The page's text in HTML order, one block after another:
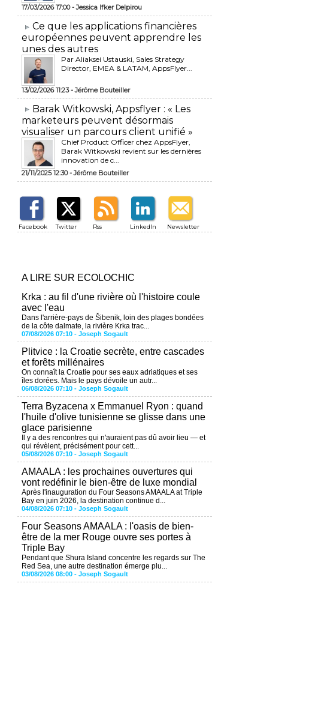
17/03/2026 17:00 -Jessica Ifker Delpirou
​Ce que les applications financières
européennes peuvent apprendre les
unes des autres
Par Aliaksei Ustauski, Sales Strategy
Director, EMEA & LATAM, AppsFlyer...
13/02/2026 11:23 -Jérôme Bouteiller
​Barak Witkowski, Appsflyer : « Les
marketeurs peuvent désormais
visualiser un parcours client unifié »
Chief Product Officer chez AppsFlyer, ​
Barak Witkowski revient sur les dernières
innovation de c...
21/11/2025 12:30 -Jérôme Bouteiller
Facebook Twitter Rss LinkedIn Newsletter
A LIRE SUR ECOLOCHIC
Krka : au fil d'une rivière où l'histoire coule
avec l'eau
Dans l'arrière-pays de Šibenik, loin des plages bondées
de la côte dalmate, la rivière Krka trac...
07/08/2026 07:10 - Joseph Sogault
Plitvice : la Croatie secrète, entre cascades
et forêts millénaires
On connaît la Croatie pour ses eaux adriatiques et ses
îles dorées. Mais le pays dévoile un autr...
06/08/2026 07:10 - Joseph Sogault
Terra Byzacena x Emmanuel Ryon : quand
l'huile d'olive tunisienne se glisse dans une
glace parisienne
Il y a des rencontres qui n'auraient pas dû avoir lieu — et
qui révèlent, précisément pour cett...
05/08/2026 07:10 - Joseph Sogault
AMAALA : les prochaines ouvertures qui
vont redéfinir le bien-être de luxe mondial
Après l'inauguration du Four Seasons AMAALA at Triple
Bay en juin 2026, la destination continue d...
04/08/2026 07:10 - Joseph Sogault
Four Seasons AMAALA : l'oasis de bien-
être de la mer Rouge ouvre ses portes à
Triple Bay
Pendant que Shura Island concentre les regards sur The
Red Sea, une autre destination émerge plu...
03/08/2026 08:00 - Joseph Sogault